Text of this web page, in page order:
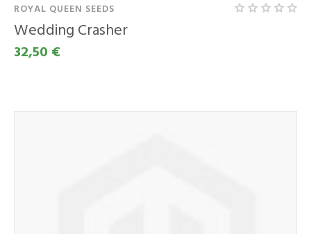
ROYAL QUEEN SEEDS
Wedding Crasher
32,50 €